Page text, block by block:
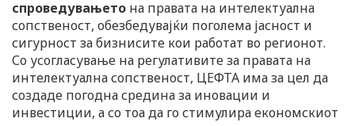
спроведувањето на правата на интелектуална
сопственост, обезбедувајќи поголема јасност и
сигурност за бизнисите кои работат во регионот.
Со усогласување на регулативите за правата на
интелектуална сопственост, ЦЕФТА има за цел да
создаде погодна средина за иновации и
инвестиции, а со тоа да го стимулира економскиот